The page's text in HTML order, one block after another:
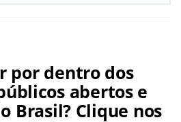
por dentro dos
abertos e
Brasil? Clique nos